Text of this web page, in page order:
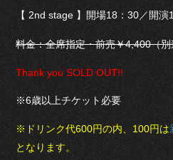
【 2nd stage 】開場18：30／開演
料金：全席指定・前売￥4,400（
Thank you SOLD OUT!!
※6歳以上チケット必要
※ドリンク代600円の内、100円は
となります。